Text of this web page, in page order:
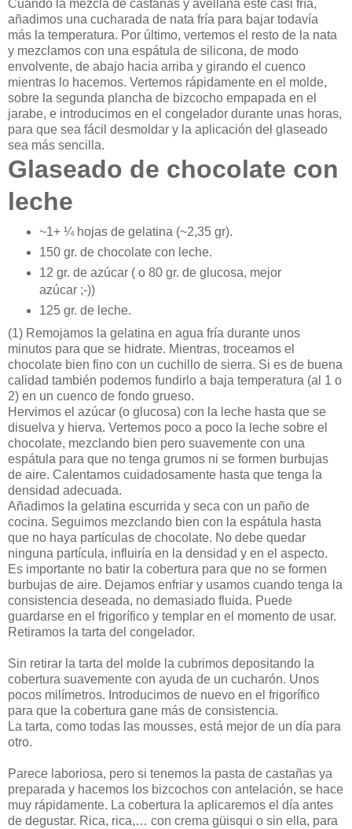
Cuando la mezcla de castañas y avellana esté casi fría,
añadimos una cucharada de nata fría para bajar todavía
más la temperatura. Por último, vertemos el resto de la nata
y mezclamos con una espátula de silicona, de modo
envolvente, de abajo hacia arriba y girando el cuenco
mientras lo hacemos. Vertemos rápidamente en el molde,
sobre la segunda plancha de bizcocho empapada en el
jarabe, e introducimos en el congelador durante unas horas,
para que sea fácil desmoldar y la aplicación del glaseado
sea más sencilla.
Glaseado de chocolate con
leche
~1+ ¼ hojas de gelatina (~2,35 gr).
150 gr. de chocolate con leche.
12 gr. de azúcar ( o 80 gr. de glucosa, mejor
azúcar ;-))
125 gr. de leche.
(1) Remojamos la gelatina en agua fría durante unos
minutos para que se hidrate. Mientras, troceamos el
chocolate bien fino con un cuchillo de sierra. Si es de buena
calidad también podemos fundirlo a baja temperatura (al 1 o
2) en un cuenco de fondo grueso.
Hervimos el azúcar (o glucosa) con la leche hasta que se
disuelva y hierva. Vertemos poco a poco la leche sobre el
chocolate, mezclando bien pero suavemente con una
espátula para que no tenga grumos ni se formen burbujas
de aire. Calentamos cuidadosamente hasta que tenga la
densidad adecuada.
Añadimos la gelatina escurrida y seca con un paño de
cocina. Seguimos mezclando bien con la espátula hasta
que no haya partículas de chocolate. No debe quedar
ninguna partícula, influiría en la densidad y en el aspecto.
Es importante no batir la cobertura para que no se formen
burbujas de aire. Dejamos enfriar y usamos cuando tenga la
consistencia deseada, no demasiado fluida. Puede
guardarse en el frigorífico y templar en el momento de usar.
Retiramos la tarta del congelador.
Sin retirar la tarta del molde la cubrimos depositando la
cobertura suavemente con ayuda de un cucharón. Unos
pocos milímetros. Introducimos de nuevo en el frigorífico
para que la cobertura gane más de consistencia.
La tarta, como todas las mousses, está mejor de un día para
otro.
Parece laboriosa, pero si tenemos la pasta de castañas ya
preparada y hacemos los bizcochos con antelación, se hace
muy rápidamente. La cobertura la aplicaremos el día antes
de degustar. Rica, rica,… con crema güisqui o sin ella, para